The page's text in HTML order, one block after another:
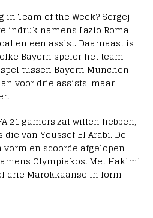
in Team of the Week? Sergej
indruk namens Lazio Roma
en een assist. Daarnaast is
Bayern speler het team
tussen Bayern Munchen
voor drie assists, maar
21 gamers zal willen hebben,
van Youssef El Arabi. De
en scoorde afgelopen
Olympiakos. Met Hakimi
drie Marokkaanse in form